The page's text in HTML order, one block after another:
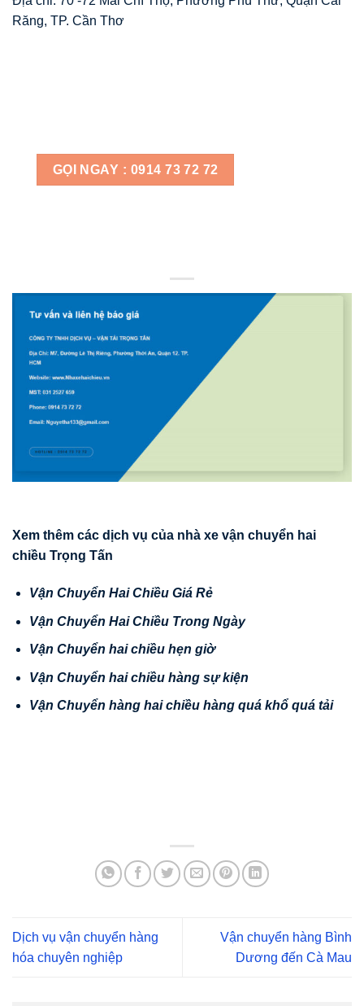
Răng, TP. Cần Thơ
GỌI NGAY : 0914 73 72 72
Xem thêm các d ịch vụ của nhà xe vận chuyển hai
chiều Trọng Tấn
Vận Chuyển Hai Chiều Giá Rẻ
Vận Chuyển Hai Chiều Trong Ngày
Vận Chuyển hai chiều hẹn giờ
Vận Chuyển hai chiều hàng sựkiện
Vận Chuyển hàng hai chiều hàng quá khổquá tải
Dịch vụ vận chuyển hàng
hóa chuyên nghiệp
Vận chuyển hàng Bình
Dương đến Cà Mau